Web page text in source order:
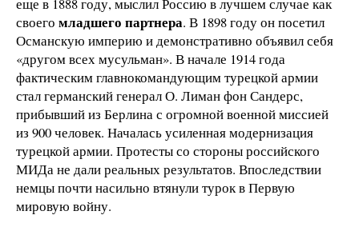
своего младшего партнера. В 1898 году он посетил
Османскую империю и демонстративно объявил себя
«другом всех мусульман». В начале 1914 года
фактическим главнокомандующим турецкой армии
стал германский генерал О. Лиман фон Сандерс,
прибывший из Берлина с огромной военной миссией
из 900 человек. Началась усиленная модернизация
турецкой армии. Протесты со стороны российского
МИДа не дали реальных результатов. Впоследствии
немцы почти насильно втянули турок в Первую
мировую войну.